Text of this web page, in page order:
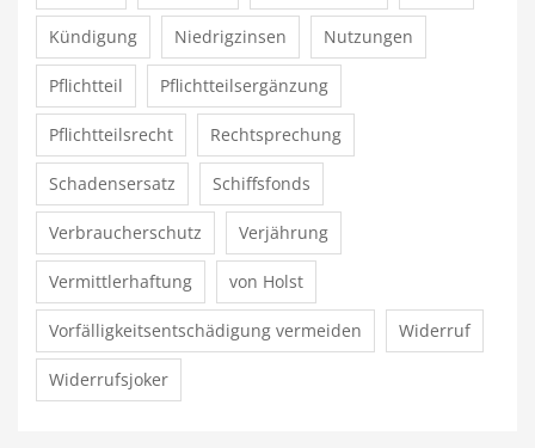
Kündigung Niedrigzinsen Nutzungen
Pflichtteil Pflichtteilsergänzung
Pflichtteilsrecht Rechtsprechung
Schadensersatz Schiffsfonds
Verbraucherschutz Verjährung
Vermittlerhaftung von Holst
Vorfälligkeitsentschädigung vermeiden Widerruf
Widerrufsjoker